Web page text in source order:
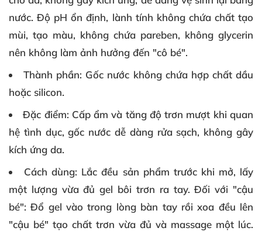
nước. Độ pH ổn định, lành tính không chứa chất tạo
mùi, tạo màu, không chứa pareben, không glycerin
nên không làm ảnh hưởng đến "cô bé".
Thành phần: Gốc nước không chứa hợp chất dầu
hoặc silicon.
Đặc điểm: Cấp ẩm và tăng độ trơn mượt khi quan
hệ tình dục, gốc nước dễ dàng rửa sạch, không gây
kích ứng da.
Cách dùng: Lắc đều sản phẩm trước khi mở, lấy
một lượng vừa đủ gel bôi trơn ra tay. Đối với "cậu
bé": Đổ gel vào trong lòng bàn tay rồi xoa đều lên
"cậu bé" tạo chất trơn vừa đủ và massage một lúc.